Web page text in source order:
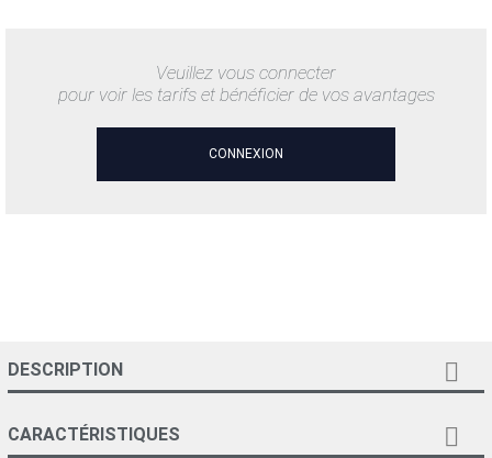
Veuillez vous connecter
pour voir les tarifs et bénéficier de vos avantages
CONNEXION
DESCRIPTION 
CARACTÉRISTIQUES 